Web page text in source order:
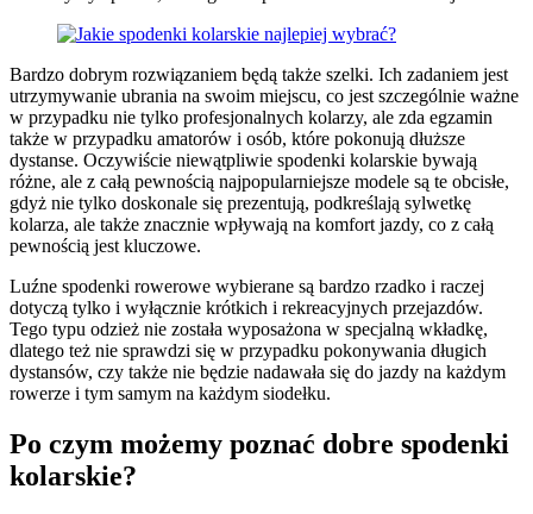
Bardzo dobrym rozwiązaniem będą także szelki. Ich zadaniem jest
utrzymywanie ubrania na swoim miejscu, co jest szczególnie ważne
w przypadku nie tylko profesjonalnych kolarzy, ale zda egzamin
także w przypadku amatorów i osób, które pokonują dłuższe
dystanse. Oczywiście niewątpliwie spodenki kolarskie bywają
różne, ale z całą pewnością najpopularniejsze modele są te obcisłe,
gdyż nie tylko doskonale się prezentują, podkreślają sylwetkę
kolarza, ale także znacznie wpływają na komfort jazdy, co z całą
pewnością jest kluczowe.
Luźne spodenki rowerowe wybierane są bardzo rzadko i raczej
dotyczą tylko i wyłącznie krótkich i rekreacyjnych przejazdów.
Tego typu odzież nie została wyposażona w specjalną wkładkę,
dlatego też nie sprawdzi się w przypadku pokonywania długich
dystansów, czy także nie będzie nadawała się do jazdy na każdym
rowerze i tym samym na każdym siodełku.
Po czym możemy poznać dobre spodenki
kolarskie?